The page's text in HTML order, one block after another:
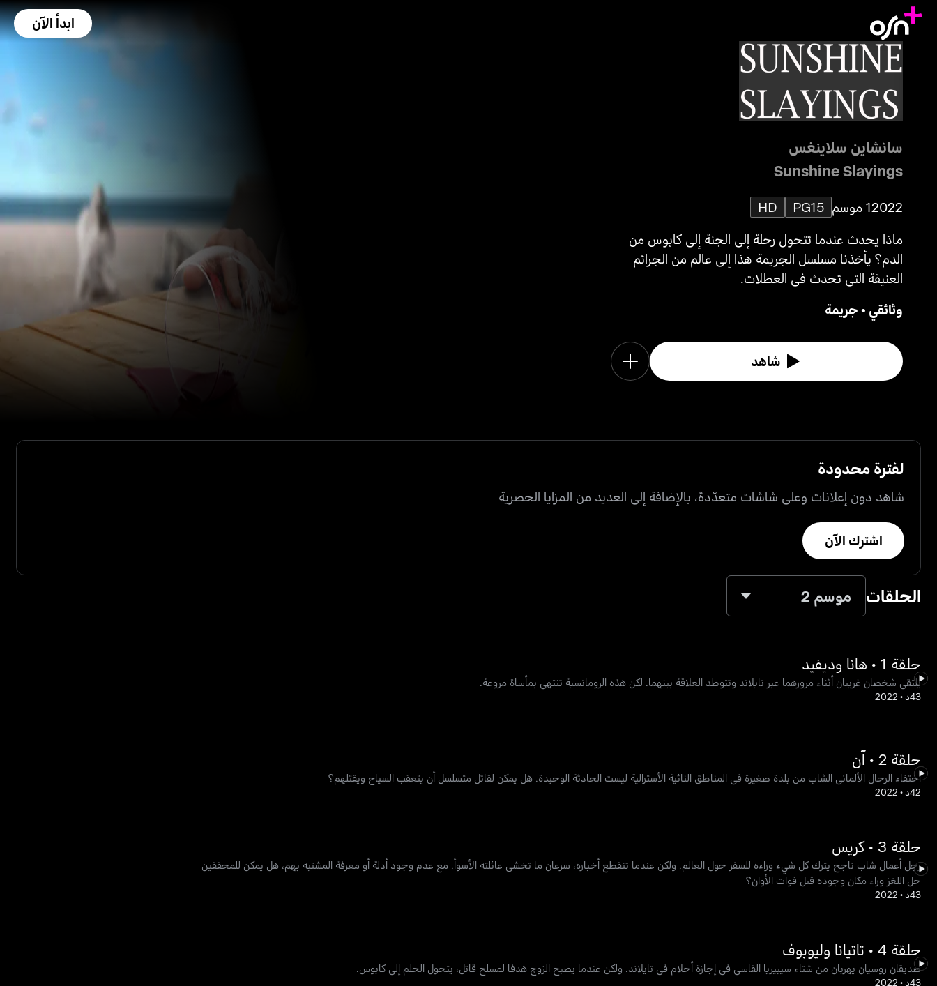
ابدأ الآن
سانشاين سلاينغس
Sunshine Slayings
20221 موسم PG15
HD
ماذا يحدث عندما تتحول رحلة إلى الجنة إلى كابوس من
الدم؟ يأخذنا مسلسل الجريمة هذا إلى عالم من الجرائم
العنيفة التي تحدث في العطلات.
وثائقي •جريمة
شاهد
لفترة محدودة
شاهد دون إعلانات وعلى شاشات متعدّدة، بالإضافة إلى العديد من المزايا الحصرية
اشترك الآن
الحلقات موسم 2
حلقة 1 • هانا وديفيد
يلتقي شخصان غريبان أثناء مرورهما عبر تايلاند وتتوطد العلاقة بينهما. لكن هذه الرومانسية تنتهي بمأساة مروعة.
43د •
2022
حلقة 2 • آن
اختفاء الرحال الألماني الشاب من بلدة صغيرة في المناطق النائية الأسترالية ليست الحادثة الوحيدة. هل يمكن لقاتل متسلسل أن يتعقب السياح ويقتلهم؟
42د •
2022
حلقة 3 • كريس
رجل أعمال شاب ناجح يترك كل شيء وراءه للسفر حول العالم. ولكن عندما تنقطع أخباره، سرعان ما تخشى عائلته الأسوأ. مع عدم وجود أدلة أو معرفة المشتبه بهم، هل يمكن للمحققين
حل اللغز وراء مكان وجوده قبل فوات الأوان؟
43د •
2022
حلقة 4 • تاتيانا وليوبوف
صديقان روسيان يهربان من شتاء سيبيريا القاسي في إجازة أحلام في تايلاند. ولكن عندما يصبح الزوج هدفا لمسلح قاتل، يتحول الحلم إلى كابوس.
43د •
2022